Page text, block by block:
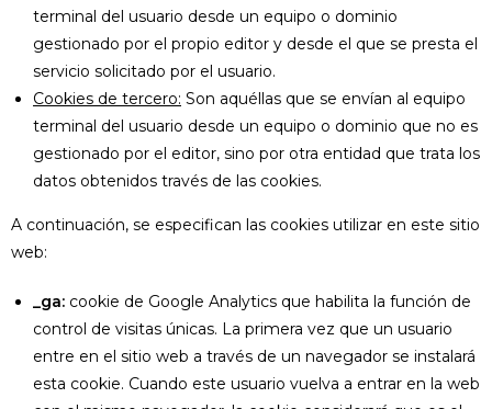
terminal del usuario desde un equipo o dominio
gestionado por el propio editor y desde el que se presta el
servicio solicitado por el usuario.
Cookies de tercero: Son aquéllas que se envían al equipo
terminal del usuario desde un equipo o dominio que no es
gestionado por el editor, sino por otra entidad que trata los
datos obtenidos través de las cookies.
A continuación, se especifican las cookies utilizar en este sitio
web:
_ga: cookie de Google Analytics que habilita la función de
control de visitas únicas. La primera vez que un usuario
entre en el sitio web a través de un navegador se instalará
esta cookie. Cuando este usuario vuelva a entrar en la web